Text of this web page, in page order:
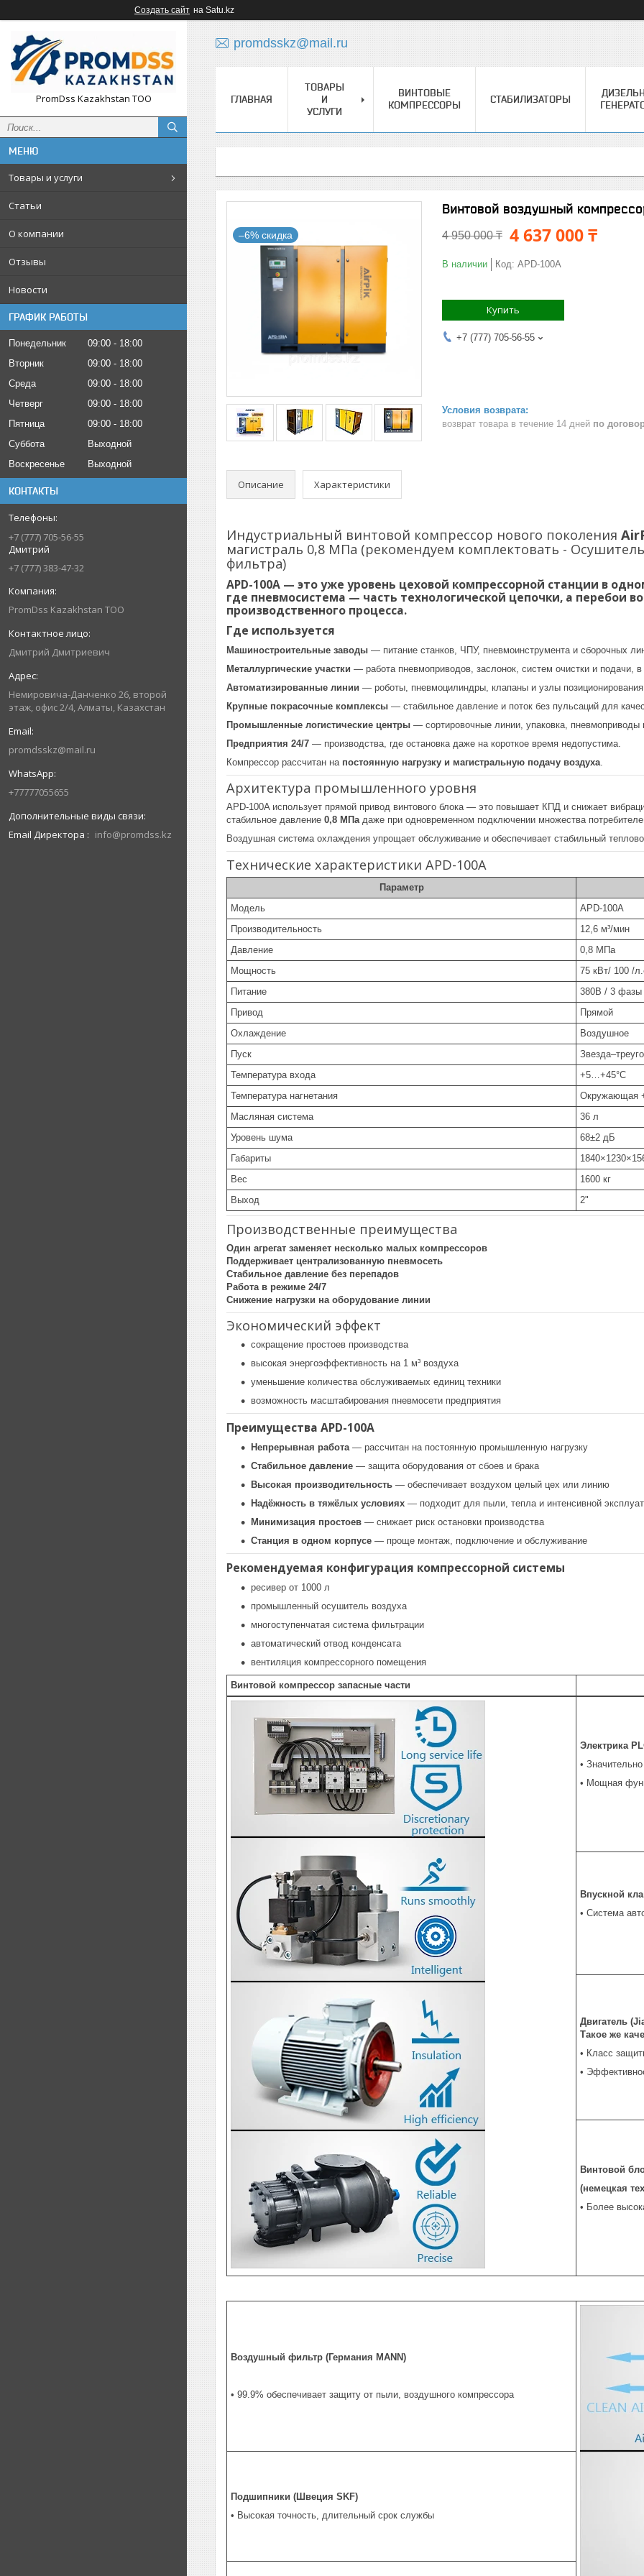
Создать сайт на Satu.kz
PromDss Kazakhstan TOO
Товары и услуги
Статьи
О компании
Отзывы
Новости
ГРАФИК РАБОТЫ
Понедельник 09:00
18:00
Вторник
09:00
18:00
Среда
09:00
18:00
Четверг
09:00
18:00
Пятница
09:00
18:00
Суббота
Выходной
Воскресенье
Выходной
КОНТАКТЫ
+7 (777) 705-56-55
Дмитрий
+7 (777) 383-47-32
PromDss Kazakhstan TOO
Дмитрий Дмитриевич
Немировича-Данченко 26, второй
этаж, офис 2/4, Алматы, Казахстан
promdsskz@mail.ru
+77777055655
Email Директора info@promdss.kz
promdsskz@mail.ru
ГЛАВНАЯ
ТОВАРЫ
И
УСЛУГИ
ВИНТОВЫЕ
КОМПРЕССОРЫ
СТАБИЛИЗАТОРЫ
–6%
Винтовой воздушный
4 950 000 ₸ 4 637 000 ₸
В наличии Код: APD-100A
Купить
+7 (777) 705-56-55
возврат товара в течение 14 дней по
Описание Характеристики
Индустриальный винтовой компрессор нового поколения
магистраль 0,8 МПа (рекомендуем комплектовать -
фильтра)
APD-100A — это уже уровень цеховой компрессорной станции в
где пневмосистема — часть технологической цепочки, а перебои
производственного процесса.
Где используется
Машиностроительные заводы — питание станков, ЧПУ, пневмоинструмента и сборочных
Металлургические участки — работа пневмоприводов, заслонок, систем очистки и подачи,
Автоматизированные линии — роботы, пневмоцилиндры, клапаны и узлы
Крупные покрасочные комплексы — стабильное давление и поток без пульсаций для
Промышленные логистические центры — сортировочные линии, упаковка, пневмоприводы
Предприятия 24/7 — производства, где остановка даже на короткое время недопустима.
Компрессор рассчитан на постоянную нагрузку и магистральную подачу воздуха.
Архитектура промышленного уровня
APD-100A использует прямой привод винтового блока — это повышает КПД и снижает
стабильное давление 0,8 МПадаже при одновременном подключении множества
Воздушная система охлаждения упрощает обслуживание и обеспечивает стабильный
Технические характеристики APD-100A
Параметр
Модель
APD-100A
Производительность
12,6 м³/мин
Давление
0,8 МПа
Мощность
75 кВт/ 100 /
Питание
380В / 3 фазы
Привод
Прямой
Охлаждение
Воздушное
Пуск
Температура входа
+5…+45°C
Температура нагнетания
Окружающая
Масляная система
36 л
Уровень шума
68±2 дБ
Габариты
Вес
1600 кг
Выход
2"
Производственные преимущества
Один агрегат заменяет несколько малых компрессоров
Поддерживает централизованную пневмосеть
Стабильное давление без перепадов
Работа в режиме 24/7
Снижение нагрузки на оборудование линии
Экономический эффект
сокращение простоев производства
высокая энергоэффективность на 1 м³ воздуха
уменьшение количества обслуживаемых единиц техники
возможность масштабирования пневмосети предприятия
Преимущества APD-100A
Непрерывная работа — рассчитан на постоянную промышленную нагрузку
Стабильное давление — защита оборудования от сбоев и брака
Высокая производительность — обеспечивает воздухом целый цех или линию
Надёжность в тяжёлых условиях — подходит для пыли, тепла и интенсивной
Минимизация простоев — снижает риск остановки производства
Станция в одном корпусе — проще монтаж, подключение и обслуживание
Рекомендуемая конфигурация компрессорной системы
ресивер от 1000 л
промышленный осушитель воздуха
многоступенчатая система фильтрации
автоматический отвод конденсата
вентиляция компрессорного помещения
Винтовой компрессор запасные части
Электрика
•
• Мощная
Впускной
• Система
Двигатель
Такое же
• Класс
•
Винтовой
(немецкая
• Более
Воздушный фильтр (Германия MANN)
• 99.9% обеспечивает защиту от пыли, воздушного компрессора
Подшипники (Швеция SKF)
• Высокая точность, длительный срок службы